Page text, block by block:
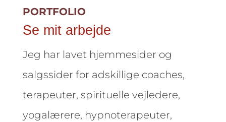
PORTFOLIO
Se mit arbejde
Jeg har lavet hjemmesider og
salgssider for adskillige coaches,
terapeuter, spirituelle vejledere,
yogalærere, hypnoterapeuter,